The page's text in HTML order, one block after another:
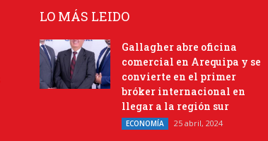
LO MÁS LEIDO
Gallagher abre oficina
comercial en Arequipa y se
convierte en el primer
bróker internacional en
llegar a la región sur
ECONOMÍA 25 abril, 2024